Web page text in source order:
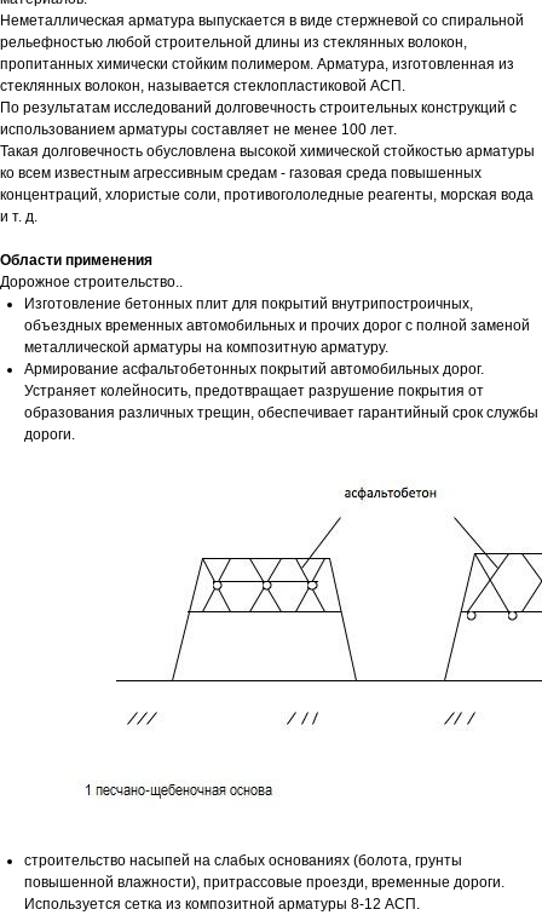
Неметаллическая арматура выпускается в виде стержневой со спиральной
рельефностью любой строительной длины из стеклянных волокон,
пропитанных химически стойким полимером. Арматура, изготовленная из
стеклянных волокон, называется стеклопластиковой АСП.
По результатам исследований долговечность строительных конструкций с
использованием арматуры составляет не менее 100 лет.
Такая долговечность обусловлена высокой химической стойкостью арматуры
ко всем известным агрессивным средам - газовая среда повышенных
концентраций, хлористые соли, противогололедные реагенты, морская вода
и т. д.
Области применения
Дорожное строительство..
Изготовление бетонных плит для покрытий внутрипостроичных,
объездных временных автомобильных и прочих дорог с полной заменой
металлической арматуры на композитную арматуру.
Армирование асфальтобетонных покрытий автомобильных дорог.
Устраняет колейносить, предотвращает разрушение покрытия от
образования различных трещин, обеспечивает гарантийный срок службы
дороги.
строительство насыпей на слабых основаниях (болота, грунты
повышенной влажности), притрассовые проезди, временные дороги.
Используется сетка из композитной арматуры 8-12 АСП.